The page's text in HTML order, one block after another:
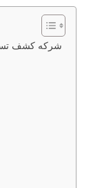
شركه كشف